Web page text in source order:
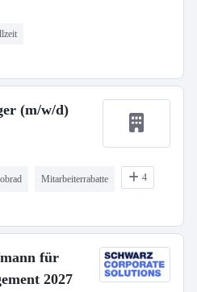
(m/w/d)
Mitarbeiterrabatte 4
für
2027